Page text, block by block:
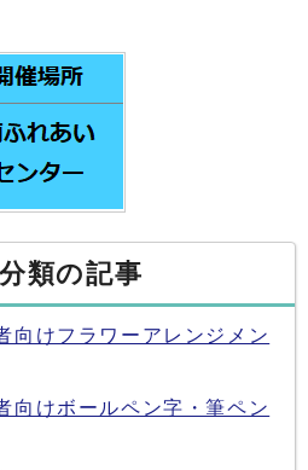
類の記事
向けフラワーアレンジメン
向けボールペン字・筆ペン